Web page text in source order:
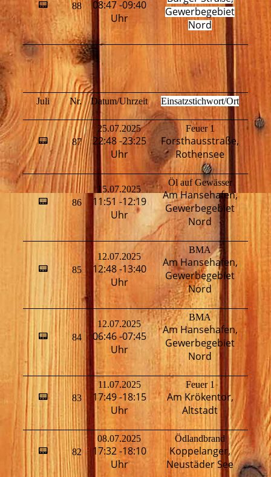
📟 88
08:47 -09:40
Uhr
Gewerbegebiet
Nord
Juli Nr. Datum/Uhrzeit Einsatzstichwort/Ort
📟 87
25.07.2025
22:48 -23:25
Uhr
Feuer 1
Forsthausstraße,
Rothensee
📟 86
15.07.2025
11:51 -12:19
Uhr
Öl auf Gewässer
Am Hansehafen,
Gewerbegebiet
Nord
📟 85
12.07.2025
12:48 -13:40
Uhr
BMA
Am Hansehafen,
Gewerbegebiet
Nord
📟 84
12.07.2025
06:46 -07:45
Uhr
BMA
Am Hansehafen,
Gewerbegebiet
Nord
📟 83
11.07.2025
17:49 -18:15
Uhr
Feuer 1
Am Krökentor,
Altstadt
📟 82
08.07.2025
17:32 -18:10
Uhr
Ödlandbrand
Koppelanger,
Neustäder See